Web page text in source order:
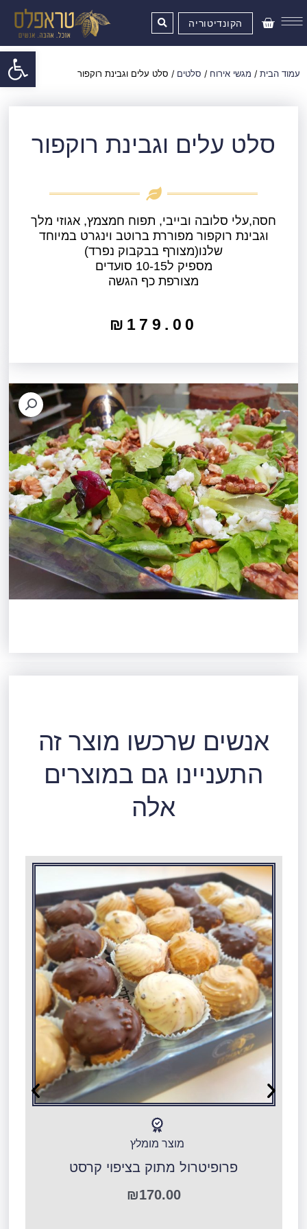
פתח
לתוכן
עגלת
קניות
הקונדיטוריה
עמוד הבית / מגשי אירוח / סלטים / סלט עלים וגבינת רוקפור
סלט עלים וגבינת רוקפור
חסה,עלי סלובה ובייבי, תפוח חמצמץ, אגוזי מלך
וגבינת רוקפור מפוררת ברוטב וינגרט במיוחד
שלנו(מצורף בבקבוק נפרד)
מספיק ל10-15 סועדים
מצורפת כף הגשה
₪ 179.00
אנשים שרכשו מוצר זה
התעניינו גם במוצרים
אלה
מוצר מומלץ
פרופיטרול מתוק בציפוי קרסט
₪170.00